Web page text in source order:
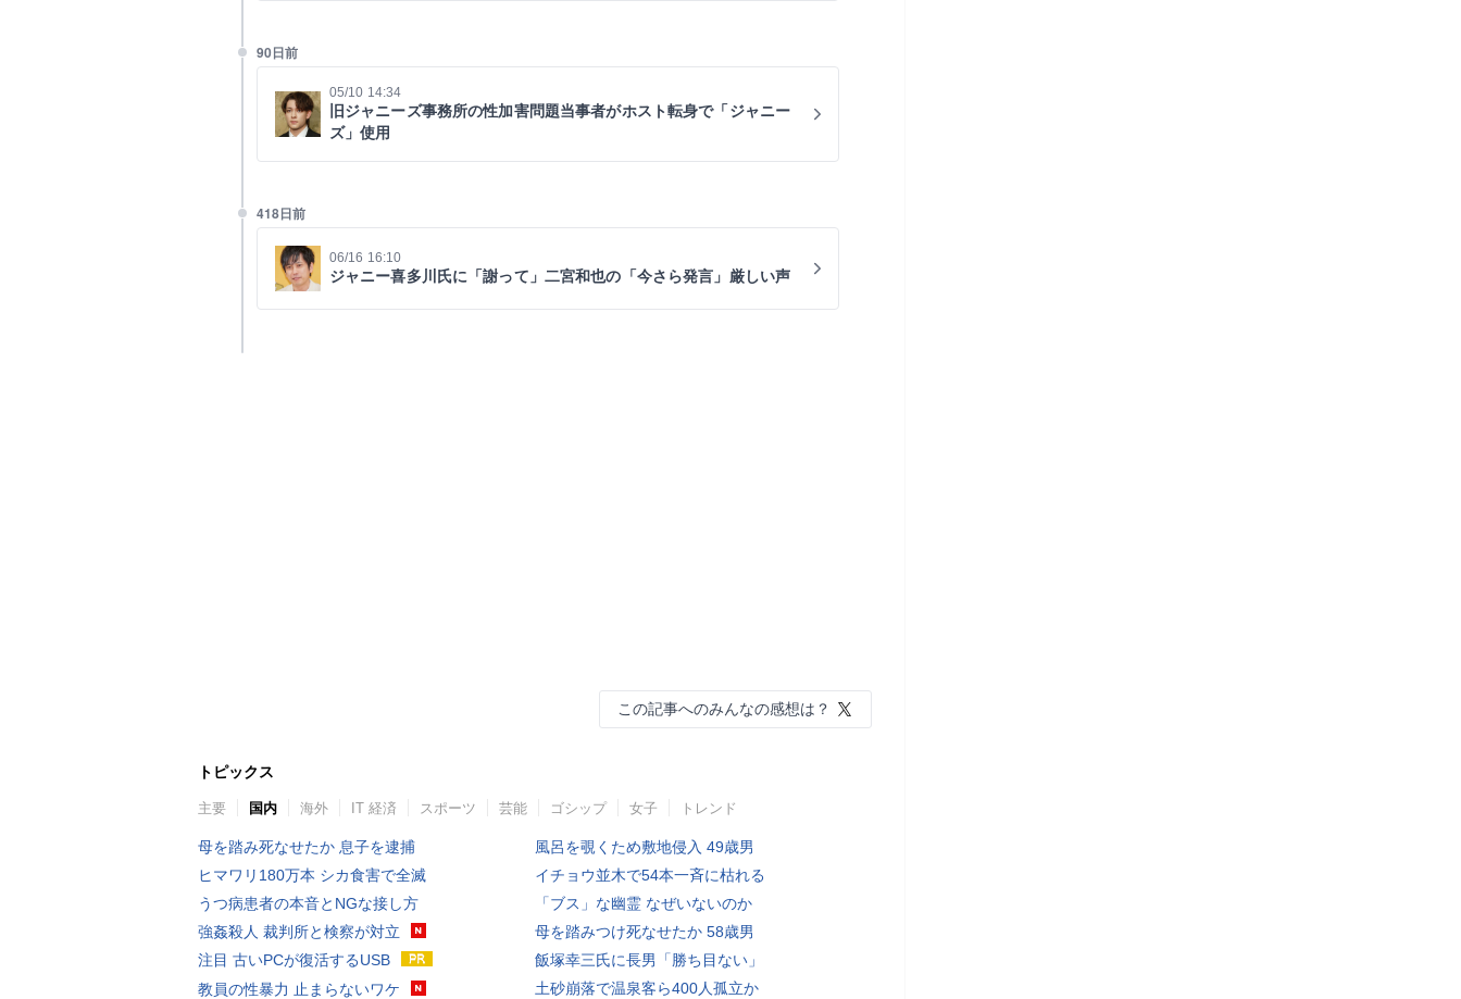
90日前
05/10 14:34
旧ジャニーズ事務所の性加害問題当事者がホスト転身で「ジャニー
ズ」使用
418日前
06/16 16:10
ジャニー喜多川氏に「謝って」二宮和也の「今さら発言」厳しい声
この記事へのみんなの感想は？
トピックス
主要 国内 海外 IT 経済 スポーツ 芸能 ゴシップ 女子 トレンド
母を踏み死なせたか 息子を逮捕
ヒマワリ180万本 シカ食害で全滅
うつ病患者の本音とNGな接し方
強姦殺人 裁判所と検察が対立
注目 古いPCが復活するUSB
教員の性暴力 止まらないワケ
風呂を覗くため敷地侵入 49歳男
イチョウ並木で54本一斉に枯れる
「ブス」な幽霊 なぜいないのか
母を踏みつけ死なせたか 58歳男
飯塚幸三氏に長男「勝ち目ない」
土砂崩落で温泉客ら400人孤立か